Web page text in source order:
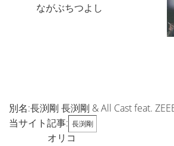
ながぶちつよし
別名:長渕剛 長渕剛 & All Cast feat.
当サイト記事: 長渕剛
オリコ